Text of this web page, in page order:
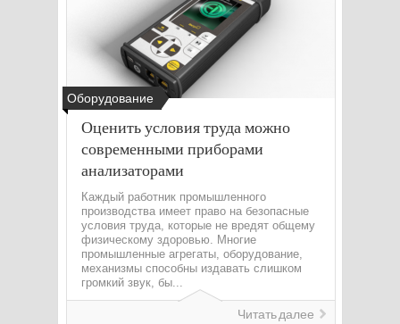
Оборудование
Оценить условия труда можно
современными приборами
анализаторами
Каждый работник промышленного
производства имеет право на безопасные
условия труда, которые не вредят общему
физическому здоровью. Многие
промышленные агрегаты, оборудование,
механизмы способны издавать слишком
громкий звук, бы...
Читать далее